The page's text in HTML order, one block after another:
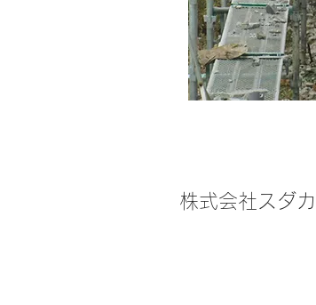
株式会社スダカ